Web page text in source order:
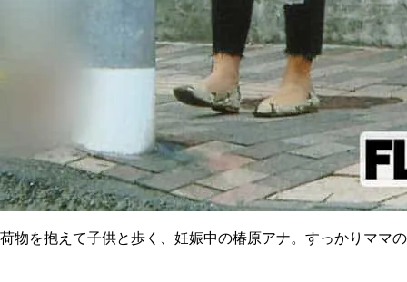
荷物を抱えて子供と歩く、妊娠中の椿原アナ。すっかりママ